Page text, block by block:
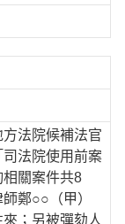
法院候補法官
法院使用前案
關案件共8
鄭○○（甲）
；另被彈劾人